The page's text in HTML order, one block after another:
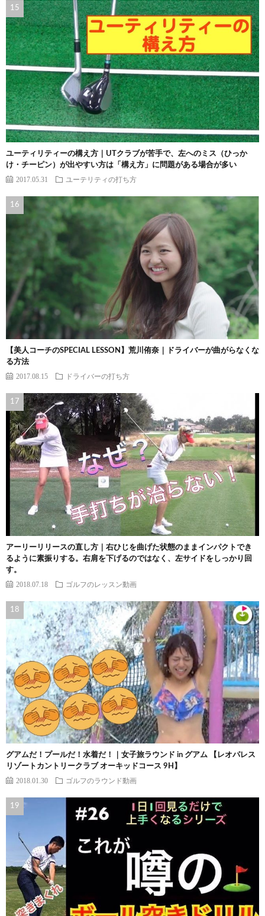
ユーティリティーの構え方｜UTクラブが苦手で、左へのミス（ひっか
け・チーピン）が出やすい方は「構え方」に問題がある場合が多い
2017.05.31 ユーテリティの打ち方
【美人コーチのSPECIAL LESSON】荒川侑奈｜ドライバーが曲がらなくな
る方法
2017.08.15 ドライバーの打ち方
アーリーリリースの直し方｜右ひじを曲げた状態のままインパクトでき
るように素振りする。右肩を下げるのではなく、左サイドをしっかり回
す。
2018.07.18 ゴルフのレッスン動画
グアムだ！プールだ！水着だ！｜女子旅ラウンド in グアム 【レオパレス
リゾートカントリークラブ オーキッドコース 9H】
2018.01.30 ゴルフのラウンド動画